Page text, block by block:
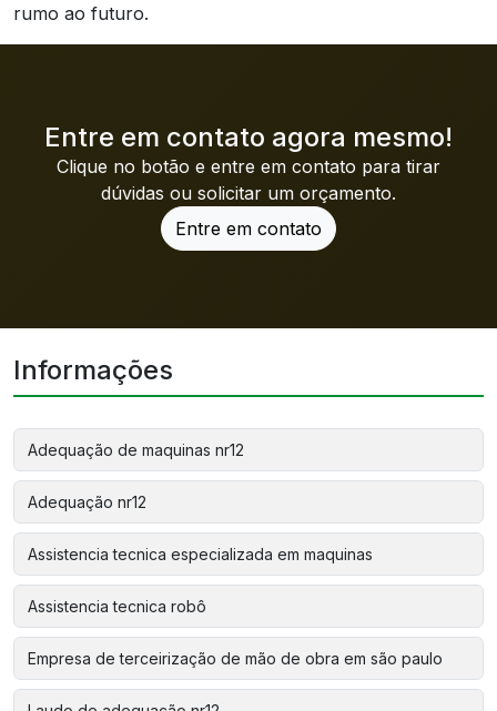
rumo ao futuro.
Entre em contato agora mesmo!
Clique no botão e entre em contato para tirar
dúvidas ou solicitar um orçamento.
Entre em contato
Informações
Adequação de maquinas nr12
Adequação nr12
Assistencia tecnica especializada em maquinas
Assistencia tecnica robô
Empresa de terceirização de mão de obra em são paulo